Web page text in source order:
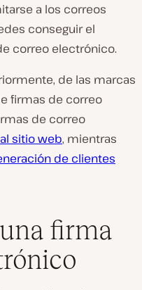
a los correos
conseguir el
correo electrónico.
de las marcas
firmas de correo
de correo
sitio web, mientras
de clientes
firma